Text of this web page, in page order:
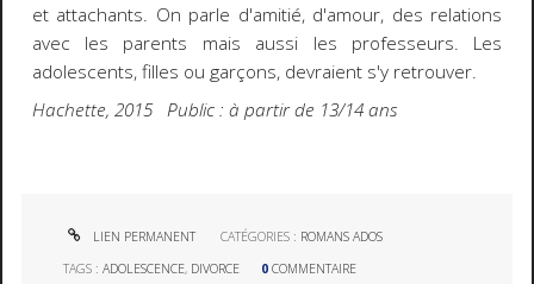
et attachants. On parle d'amitié, d'amour, des relations
avec les parents mais aussi les professeurs. Les
adolescents, filles ou garçons, devraient s'y retrouver.
Hachette, 2015 Public : à partir de 13/14 ans
LIEN PERMANENT CATÉGORIES : ROMANS ADOS
TAGS :ADOLESCENCE, DIVORCE 0 COMMENTAIRE